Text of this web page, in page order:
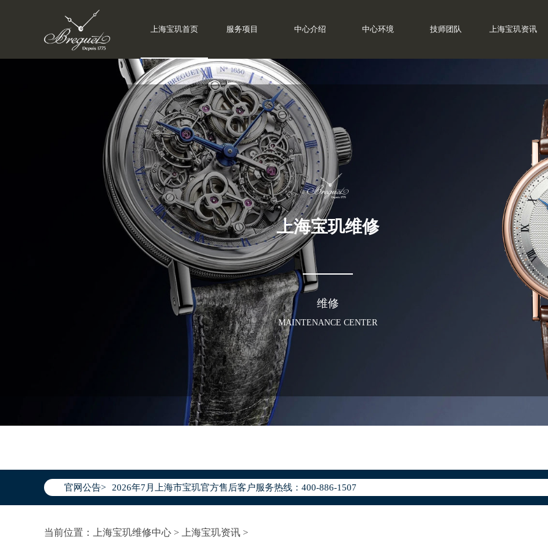
上海宝玑首页 服务项目 中心介绍 中心环境 技师团队 上海宝玑资讯
上海宝玑维修
维修
MAINTENANCE CENTER
官网公告>
2026年7月上海市宝玑官方售后客户服务热线：400-886-1507
2026年7月宝玑售后服务中心最新网点地址：
上海市徐汇区虹桥路3号港汇中心写字楼2座37层3705室（需提前预约）
上海市黄浦区南京东路299号宏伊国际广场写字楼8层806室宝玑售后服务中心（需提前预约）
当前位置： 上海宝玑维修中心 > 上海宝玑资讯 >